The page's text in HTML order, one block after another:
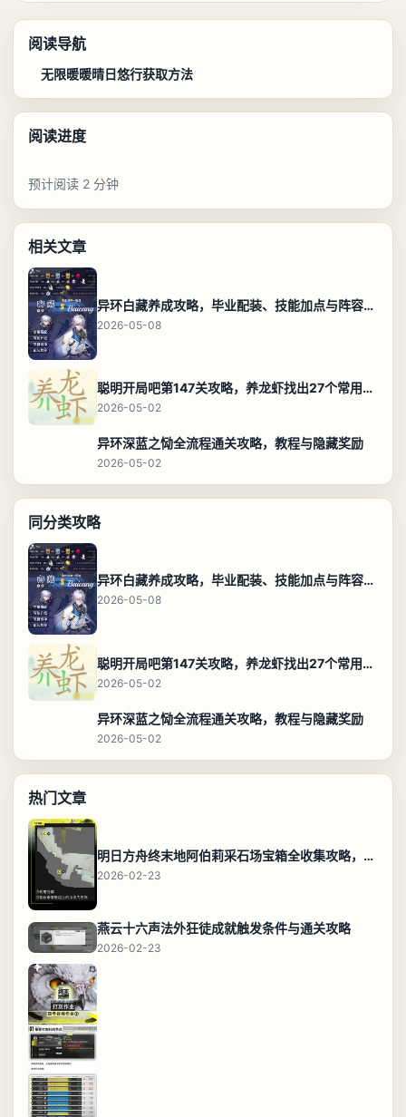
阅读导航
无限暖暖晴日悠行获取方法
阅读进度
预计阅读 2 分钟
相关文章
异环白藏养成攻略，毕业配装、技能加点与阵容搭配保姆级解析
2026-05-08
聪明开局吧第147关攻略，养龙虾找出27个常用字通关答案
2026-05-02
异环深蓝之恸全流程通关攻略，教程与隐藏奖励
2026-05-02
同分类攻略
异环白藏养成攻略，毕业配装、技能加点与阵容搭配保姆级解析
2026-05-08
聪明开局吧第147关攻略，养龙虾找出27个常用字通关答案
2026-05-02
异环深蓝之恸全流程通关攻略，教程与隐藏奖励
2026-05-02
热门文章
明日方舟终末地阿伯莉采石场宝箱全收集攻略，全点位分布图与路线
2026-02-23
燕云十六声法外狂徒成就触发条件与通关攻略
2026-02-23